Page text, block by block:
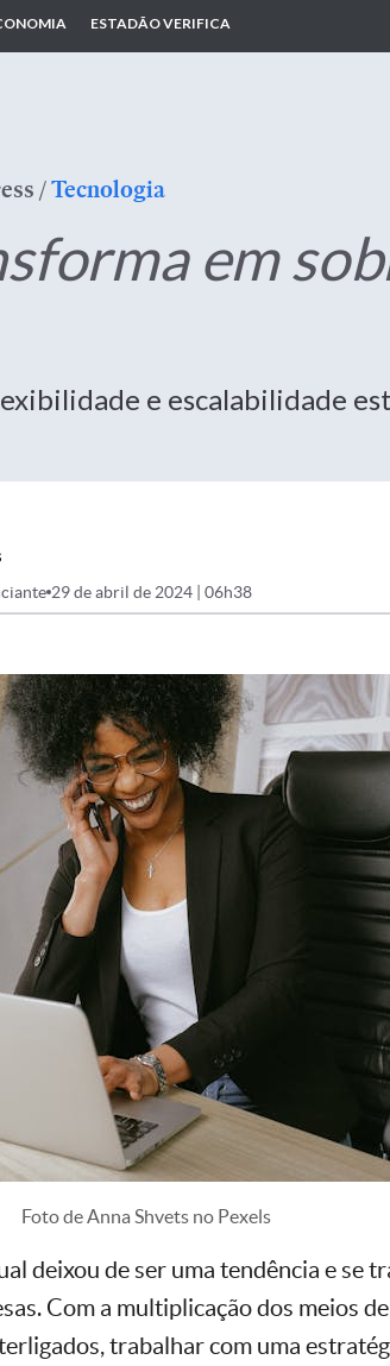
ESTADÃO VERIFICA
/Tecnologia
em
e escalabilidade
29 de abril de 2024 | 06h38
Foto de Anna Shvets no Pexels
deixou de ser uma tendência e se
Com a multiplicação dos meios
trabalhar com uma